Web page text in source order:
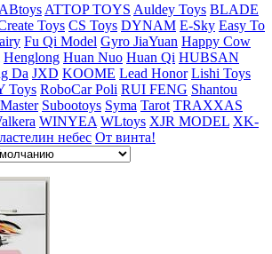
ABtoys ATTOP TOYS Auldey Toys BLADE
Toys CS Toys DYNAM E-Sky Easy To
Fu Qi Model Gyro JiaYuan Happy Cow
Henglong Huan Nuo Huan Qi HUBSAN
Da JXD KOOME Lead Honor Lishi Toys
Toys RoboCar Poli RUI FENG Shantou
Subootoys Syma Tarot TRAXXAS
WINYEA WLtoys XJR MODEL XK-
небес От винта!